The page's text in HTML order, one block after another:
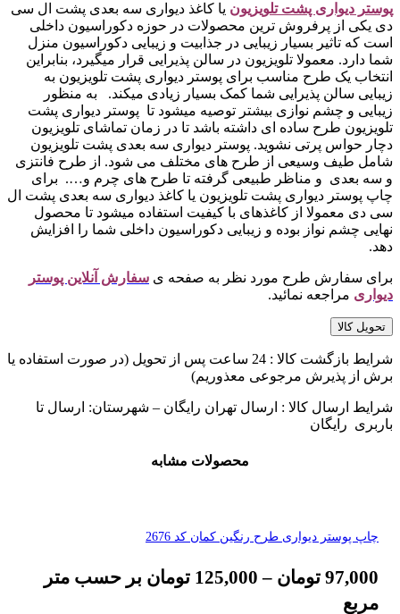
پوستر دیواری پشت تلویزیون یا کاغذ دیواری سه بعدی پشت ال سی
دی یکی از پرفروش ترین محصولات در حوزه دکوراسیون داخلی
است که تاثیر بسیار زیبایی در جذابیت و زیبایی دکوراسیون منزل
شما دارد. معمولا تلویزیون در سالن پذیرایی قرار میگیرد، بنابراین
انتخاب یک طرح مناسب برای پوستر دیواری پشت تلویزیون به
زیبایی سالن پذیرایی شما کمک بسیار زیادی میکند. به منظور
زیبایی و چشم نوازی بیشتر توصیه میشود تا پوستر دیواری پشت
تلویزیون طرح ساده ای داشته باشد تا در زمان تماشای تلویزیون
دچار حواس پرتی نشوید. پوستر دیواری سه بعدی پشت تلویزیون
شامل طیف وسیعی از طرح های مختلف می شود. از طرح فانتزی
و سه بعدی و مناظر طبیعی گرفته تا طرح های چرم و…. برای
چاپ پوستر دیواری پشت تلویزیون یا کاغذ دیواری سه بعدی پشت ال
سی دی معمولا از کاغذهای با کیفیت استفاده میشود تا محصول
نهایی چشم نواز بوده و زیبایی دکوراسیون داخلی شما را افزایش
دهد.
برای سفارش طرح مورد نظر به صفحه ی سفارش آنلاین پوستر
دیواری مراجعه نمائید.
تحویل کالا
شرایط بازگشت کالا : 24 ساعت پس از تحویل (در صورت استفاده یا
برش از پذیرش مرجوعی معذوریم)
شرایط ارسال کالا : ارسال تهران رایگان – شهرستان: ارسال تا
باربری رایگان
محصولات مشابه
چاپ پوستر دیواری طرح رنگین کمان کد 2676
97,000 تومان –
125,000 تومان بر حسب متر
مربع